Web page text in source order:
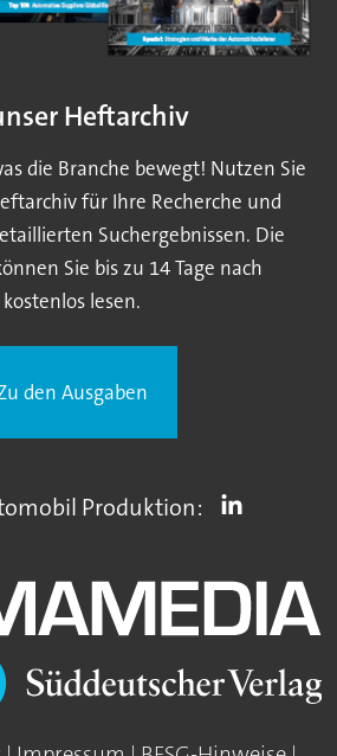
Heftarchiv
die Branche bewegt! Nutzen Sie
für Ihre Recherche und
Suchergebnissen. Die
Sie bis zu 14 Tage nach
lesen.
den Ausgaben
Produktion: